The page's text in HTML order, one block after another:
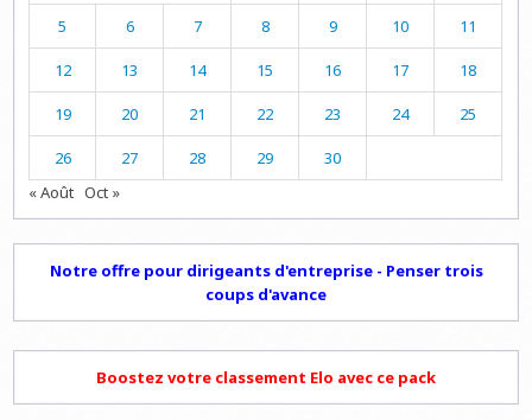
5 6 7 8 9 10 11
12 13 14 15 16 17 18
19 20 21 22 23 24 25
26 27 28 29
30
« Août Oct »
Notre offre pour dirigeants d'entreprise - Penser trois
coups d'avance
Boostez votre classement Elo avec ce pack